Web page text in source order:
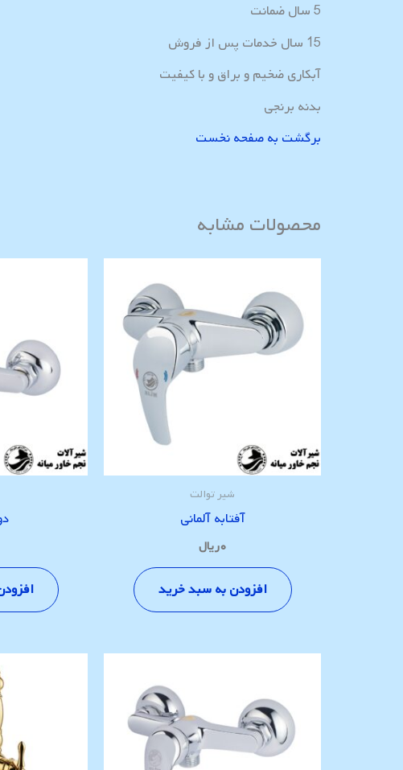
5 سال ضمانت
15 سال خدمات پس از فروش
آبکاری ضخیم و براق و با کیفیت
بدنه برنجی
برگشت به صفحه نخست
محصولات مشابه
شیر توالت
آفتابه آلمانی
۰ریال
افزودن به سبد خرید